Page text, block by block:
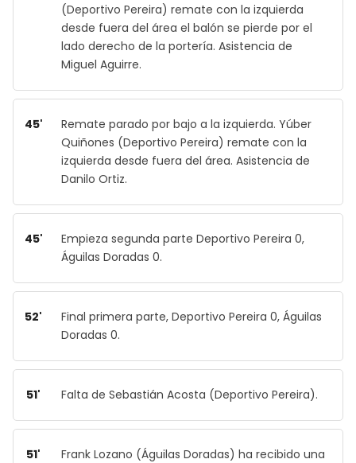
(Deportivo Pereira) remate con la izquierda
desde fuera del área el balón se pierde por el
lado derecho de la portería. Asistencia de
Miguel Aguirre.
45'
Remate parado por bajo a la izquierda. Yúber
Quiñones (Deportivo Pereira) remate con la
izquierda desde fuera del área. Asistencia de
Danilo Ortiz.
45'
Empieza segunda parte Deportivo Pereira 0,
Águilas Doradas 0.
52'
Final primera parte, Deportivo Pereira 0, Águilas
Doradas 0.
51' Falta de Sebastián Acosta (Deportivo Pereira).
51'
Frank Lozano (Águilas Doradas) ha recibido una